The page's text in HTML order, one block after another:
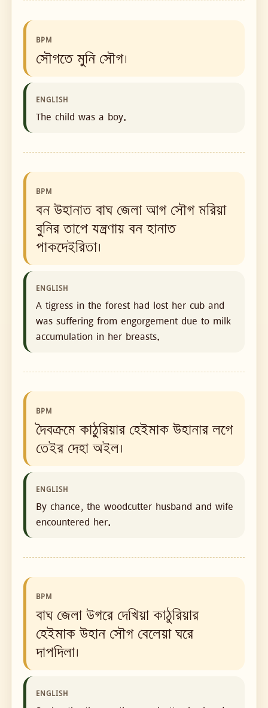
BPM
সৌগতে মুনি সৌগ।
ENGLISH
The child was a boy.
BPM
বন উহানাত বাঘ জেলা আগ সৌগ মরিয়া
বুনির তাপে যন্ত্রণায় বন হানাত
পাকদেইরিতা।
ENGLISH
A tigress in the forest had lost her cub and
was suffering from engorgement due to milk
accumulation in her breasts.
BPM
দৈবক্রমে কাঠুরিয়ার হেইমাক উহানার লগে
তেইর দেহা অইল।
ENGLISH
By chance, the woodcutter husband and wife
encountered her.
BPM
বাঘ জেলা উগরে দেখিয়া কাঠুরিয়ার
হেইমাক উহান সৌগ বেলেয়া ঘরে
দাপদিলা।
ENGLISH